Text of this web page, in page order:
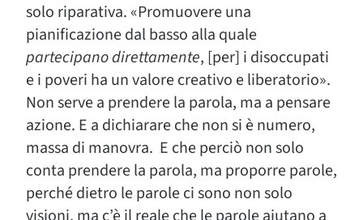
solo riparativa. «Promuovere una
pianificazione dal basso alla quale
partecipano direttamente, [per] i disoccupati
e i poveri ha un valore creativo e liberatorio».
Non serve a prendere la parola, ma a pensare
azione. E a dichiarare che non si è numero,
massa di manovra. E che perciò non solo
conta prendere la parola, ma proporre parole,
perché dietro le parole ci sono non solo